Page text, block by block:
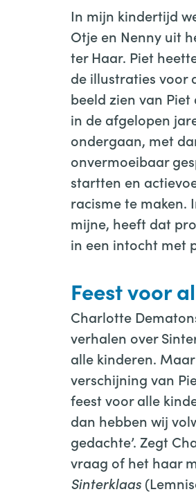
In mijn kindertijd
Otje en Nenny uit
ter Haar. Piet
de illustraties voor
beeld zien van
in de afgelopen
ondergaan, met
onvermoeibaar
startten en
racisme te maken.
mijne, heeft dat
in een intocht met
Feest voor
Charlotte
verhalen over
alle kinderen.
verschijning van
feest voor alle
dan hebben wij
gedachte’. Zegt
vraag of het haar
Sinterklaas